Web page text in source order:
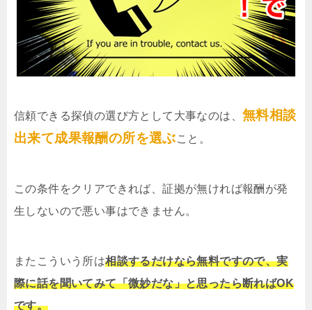
信頼できる探偵の選び方として大事なのは、 無料相談
出来て成果報酬の所を選ぶこと。
この条件をクリアできれば、証拠が無ければ報酬が発
生しないので悪い事はできません。
またこういう所は相談するだけなら無料ですので、実
際に話を聞いてみて「微妙だな」と思ったら断ればOK
です。